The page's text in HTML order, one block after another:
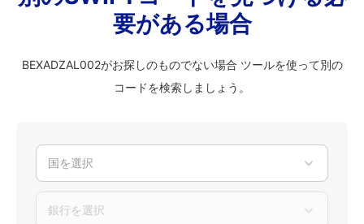
要がある場合
BEXADZAL002がお探しのものでない場合 ツールを使って別の
コードを検索しましょう。
国を選択
銀行を選択